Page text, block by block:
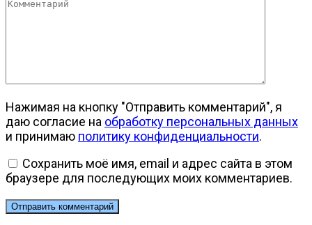
Нажимая на кнопку "Отправить комментарий", я
даю согласие на обработку персональных данных
и принимаю политику конфиденциальности.
Сохранить моё имя, email и адрес сайта в этом
браузере для последующих моих комментариев.